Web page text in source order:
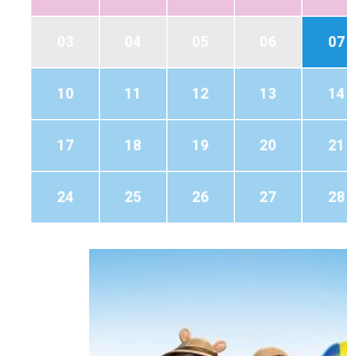
07
10 11 12 13 14
17 18 19 20 21
24 25 26 27 28